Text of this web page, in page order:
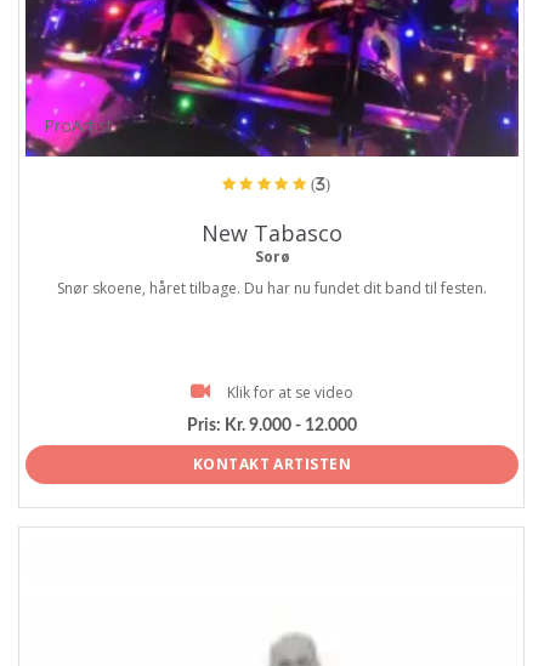
ProArtist
(3)
New Tabasco
Sorø
Snør skoene, håret tilbage. Du har nu fundet dit band til festen.
Klik for at se video
Pris: Kr. 9.000 - 12.000
KONTAKT ARTISTEN